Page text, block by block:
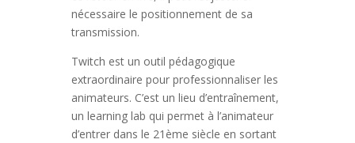
nécessaire le positionnement de sa
transmission.
Twitch est un outil pédagogique
extraordinaire pour professionnaliser les
animateurs. C’est un lieu d’entraînement,
un learning lab qui permet à l’animateur
d’entrer dans le 21ème siècle en sortant